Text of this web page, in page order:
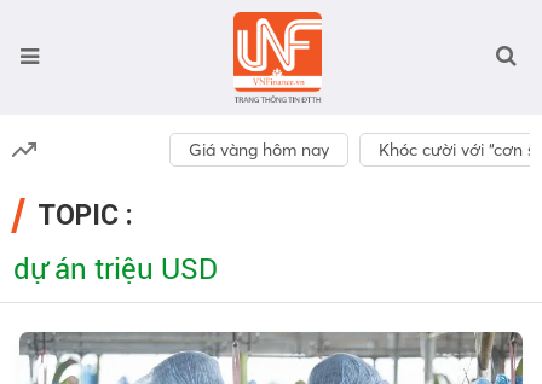
Giá vàng hôm nay Khóc cười với “cơn
TOPIC :
dự án triệu USD